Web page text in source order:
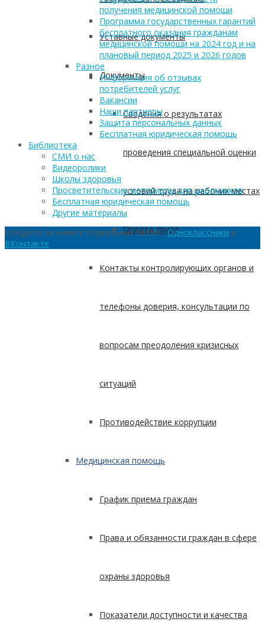
Уставные документы
Документы
Сведения о результатах
проведения специальной оценки
условий труда на рабочих местах
Оплата труда
Контакты контролирующих органов и
телефоны доверия, консультации по
вопросам преодоления кризисных
ситуаций
Противодействие коррупции
Медицинская помощь
График приема граждан
Права и обязанности граждан в сфере
охраны здоровья
Показатели доступности и качества
получения медицинской помощи
Программа государственных гарантий
бесплатного оказания гражданам
медицинской помощи на 2024 год и на
плановый период 2025 и 2026 годов
Разное
Информация об отзывах
потребителей услуг
Вакансии
Наши партнеры
Защита персональных данных
Бесплатная юридическая помощь
Библиотека
СМИ о нас
Видеоролики
Школы здоровья
Просветительские материалы для школьников
Бесплатная юридическая помощь
Другие материалы
Следуйте за нами в социальных сетях:Одноклассники и
ВКонтакте